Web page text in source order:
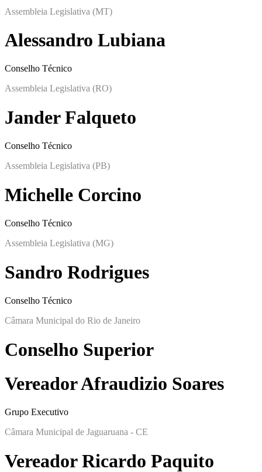
Assembleia Legislativa (MT)
Alessandro Lubiana
Conselho Técnico
Assembleia Legislativa (RO)
Jander Falqueto
Conselho Técnico
Assembleia Legislativa (PB)
Michelle Corcino
Conselho Técnico
Assembleia Legislativa (MG)
Sandro Rodrigues
Conselho Técnico
Câmara Municipal do Rio de Janeiro
Conselho Superior
Vereador Afraudizio Soares
Grupo Executivo
Câmara Municipal de Jaguaruana - CE
Vereador Ricardo Paquito